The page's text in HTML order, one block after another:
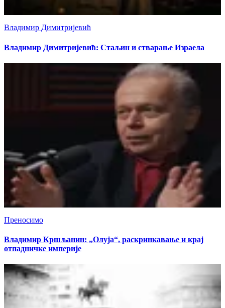
Владимир Димитријевић
Владимир Димитријевић: Стаљин и стварање Израела
Преносимо
Владимир Кршљанин: „Олуја“, раскринкавање и крај
отпадничке империје